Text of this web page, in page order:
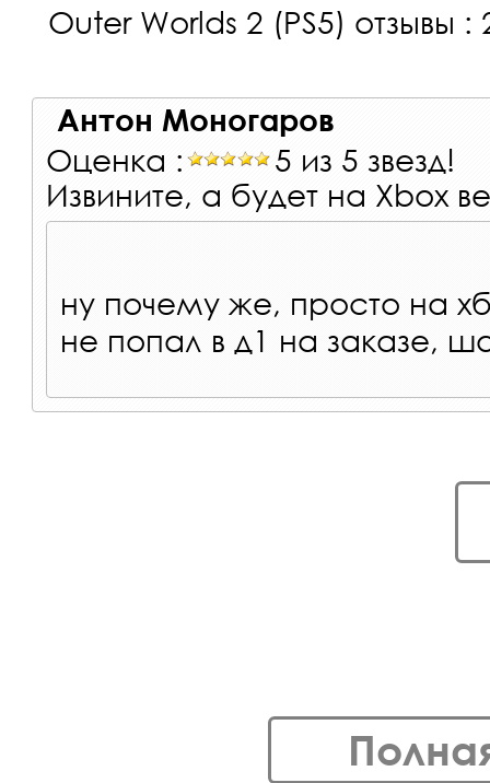
Outer Worlds 2 (PS5) отзывы :
Антон Моногаров
Оценка :
5 из 5 звезд!
Извините, а будет на Xbox
ну почему же, просто на
не попал в д1 на заказе,